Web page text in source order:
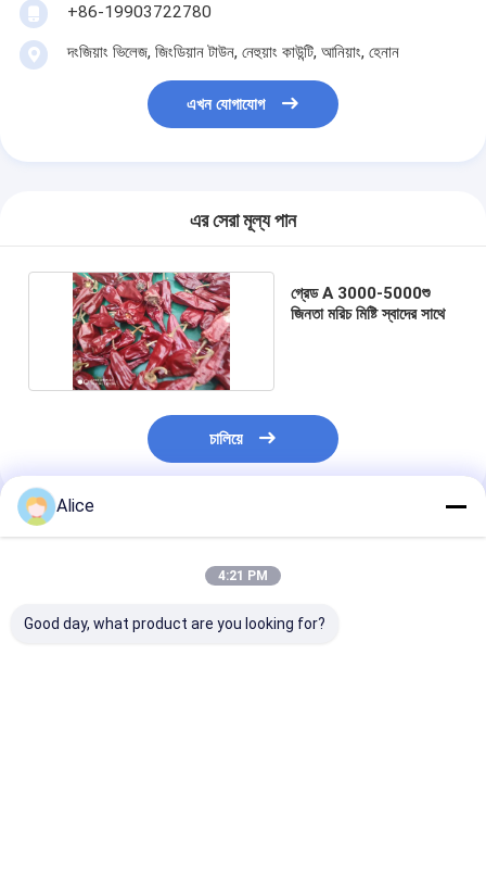
+86-19903722780
দংজিয়াং ভিলেজ, জিংডিয়ান টাউন, নেহুয়াং কাউন্টি, আনিয়াং, হেনান
এখন যোগাযোগ
এর সেরা মূল্য পান
গ্রেড A 3000-5000শু
জিনতা মরিচ মিষ্টি স্বাদের সাথে
চালিয়ে
প্রস্তাবিত পণ্য
Alice
4:21 PM
Good day, what product are you looking for?